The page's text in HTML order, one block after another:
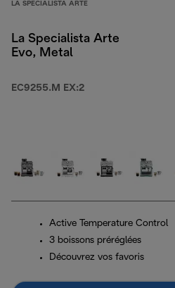
LA SPECIALISTA ARTE
La Specialista Arte
Evo, Metal
EC9255.M EX:2
Active Temperature Control
3 boissons préréglées
Découvrez vos favoris